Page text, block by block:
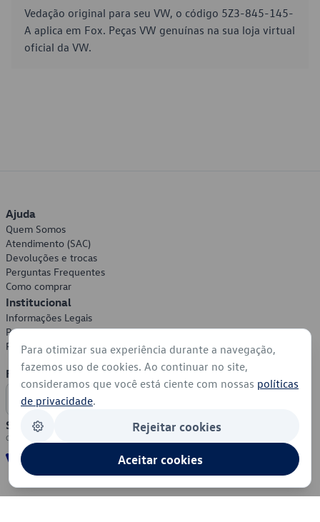
Vedação original para seu VW, o código 5Z3-845-145-
A aplica em Fox. Peças VW genuínas na sua loja virtual
oficial da VW.
Ajuda
Quem Somos
Atendimento (SAC)
Devoluções e trocas
Perguntas Frequentes
Como comprar
Institucional
Informações Legais
Política de Privacidade
Política de Cookies
Formas de Pagamento
Segurança
Para otimizar sua experiência durante a navegação,
fazemos uso de cookies. Ao continuar no site,
consideramos que você está ciente com nossas políticas
de privacidade.
Rejeitar cookies
Aceitar cookies